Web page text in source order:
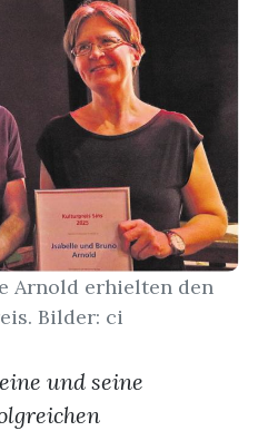
Arnold erhielten den
Bilder: ci
und seine